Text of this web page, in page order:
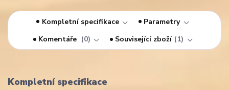
Kompletní specifikace
Parametry
Komentáře
0 Související zboží 1
Kompletní specifikace